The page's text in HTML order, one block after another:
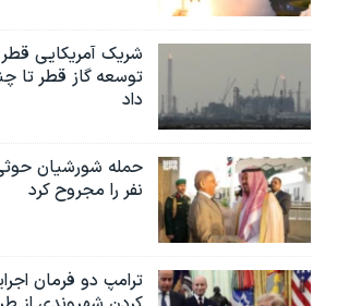
شریک آمریکایی قطر
توسعه گاز قطر تا
داد
نفر را مجروح کرد
ترامپ دو فرمان